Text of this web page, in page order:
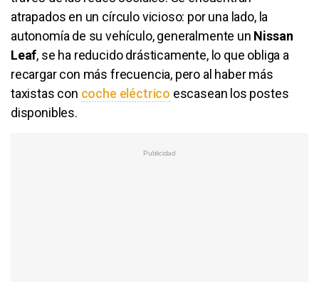
atrapados en un círculo vicioso: por una lado, la
autonomía de su vehículo, generalmente un Nissan
Leaf, se ha reducido drásticamente, lo que obliga a
recargar con más frecuencia, pero al haber más
taxistas con coche eléctrico escasean los postes
disponibles.